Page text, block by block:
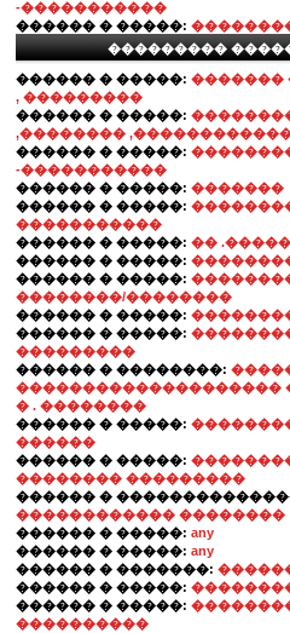
-�����������
������ � �����:
���������
������ � �����: �������
, ���������
������ � �����:
,��������
������ � �����:
-�����������
������ � �����: �������
������ � �����:
�����������
������ � �����: ��
������ � �����:
������ � �����:
��������/��������
������ � �����:
������ � �����:
���������
������ � ��������:
��������������������
� . ��������
������ � �����:
������
������ � �����:
�������� ���������
������ �
������������ ��������
������ � �����: any
������ � �����: any
������ � �������:
������ � �����:
������ � �����:
����������